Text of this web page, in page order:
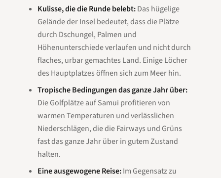
Kulisse, die die Runde belebt:Das hügelige
Gelände der Insel bedeutet, dass die Plätze
durch Dschungel, Palmen und
Höhenunterschiede verlaufen und nicht durch
flaches, urbar gemachtes Land. Einige Löcher
des Hauptplatzes öffnen sich zum Meer hin.
Tropische Bedingungen das ganze Jahr über:
Die Golfplätze auf Samui profitieren von
warmen Temperaturen und verlässlichen
Niederschlägen, die die Fairways und Grüns
fast das ganze Jahr über in gutem Zustand
halten.
Eine ausgewogene Reise:Im Gegensatz zu